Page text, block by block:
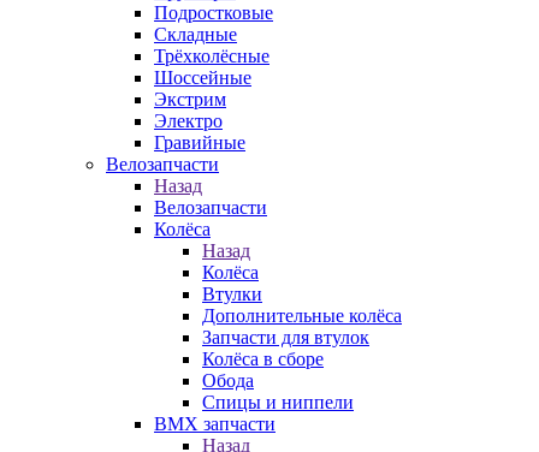
Подростковые
Складные
Трёхколёсные
Шоссейные
Экстрим
Электро
Гравийные
Велозапчасти
Назад
Велозапчасти
Колёса
Назад
Колёса
Втулки
Дополнительные колёса
Запчасти для втулок
Колёса в сборе
Обода
Спицы и ниппели
BMX запчасти
Назад